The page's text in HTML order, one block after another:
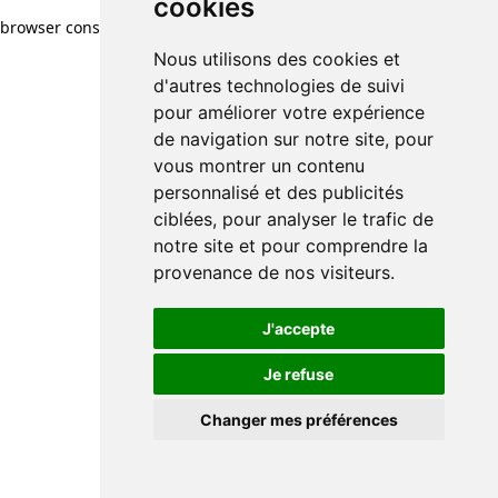
cookies
Nous utilisons des cookies et
d'autres technologies de suivi
pour améliorer votre expérience
de navigation sur notre site, pour
vous montrer un contenu
personnalisé et des publicités
ciblées, pour analyser le trafic de
notre site et pour comprendre la
provenance de nos visiteurs.
J'accepte
Je refuse
Changer mes préférences
browser console for more information)